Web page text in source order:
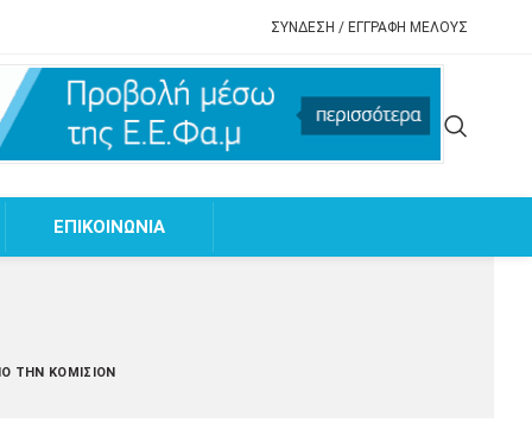
ΣΥΝΔΕΣΗ / ΕΓΓΡΑΦΗ ΜΕΛΟΥΣ
EΠΙΚΟΙΝΩΝΙΑ
ΤΗΝ ΚΟΜΙΣΙΌΝ